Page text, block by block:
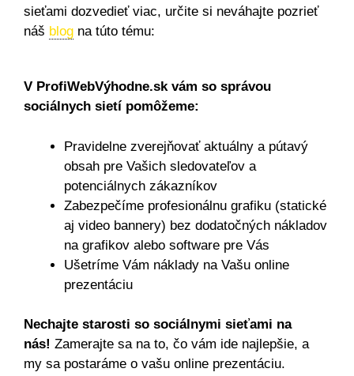
sieťami dozvedieť viac, určite si neváhajte pozrieť
náš blog na túto tému:
V ProfiWebVýhodne.sk vám so správou
sociálnych sietí pomôžeme:
Pravidelne zverejňovať aktuálny a pútavý
obsah pre Vašich sledovateľov a
potenciálnych zákazníkov
Zabezpečíme profesionálnu grafiku (statické
aj video bannery) bez dodatočných nákladov
na grafikov alebo software pre Vás
Ušetríme Vám náklady na Vašu online
prezentáciu
Nechajte starosti so sociálnymi sieťami na
nás! Zamerajte sa na to, čo vám ide najlepšie, a
my sa postaráme o vašu online prezentáciu.